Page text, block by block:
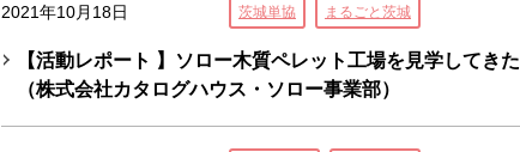
2021年10月18日 茨城単協 まるごと茨城
【活動レポート 】ソロー木質ペレット工場を見学してきた
（株式会社カタログハウス・ソロー事業部）